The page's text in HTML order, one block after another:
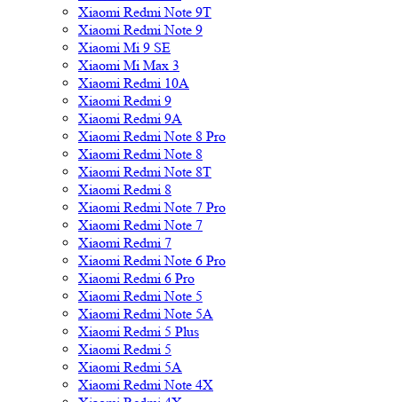
Xiaomi Redmi Note 9T
Xiaomi Redmi Note 9
Xiaomi Mi 9 SE
Xiaomi Mi Max 3
Xiaomi Redmi 10A
Xiaomi Redmi 9
Xiaomi Redmi 9A
Xiaomi Redmi Note 8 Pro
Xiaomi Redmi Note 8
Xiaomi Redmi Note 8T
Xiaomi Redmi 8
Xiaomi Redmi Note 7 Pro
Xiaomi Redmi Note 7
Xiaomi Redmi 7
Xiaomi Redmi Note 6 Pro
Xiaomi Redmi 6 Pro
Xiaomi Redmi Note 5
Xiaomi Redmi Note 5A
Xiaomi Redmi 5 Plus
Xiaomi Redmi 5
Xiaomi Redmi 5A
Xiaomi Redmi Note 4X